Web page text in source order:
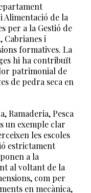
Alimentació de la
per a la Gestió de
Cabrianes i
formatives. La
hi ha contribuït
patrimonial de
de pedra seca en
Ramaderia, Pesca
un exemple clar
les escoles
estrictament
a la
al voltant de la
com per
en mecànica,